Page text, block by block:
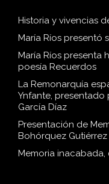
Historia y vivencias
María Ríos presentó
María Ríos presenta
poesía Recuerdos
La Remonarquía
Ynfante, presentado
García Díaz
Presentación de
Bohórquez Gutiérrez
Memoria